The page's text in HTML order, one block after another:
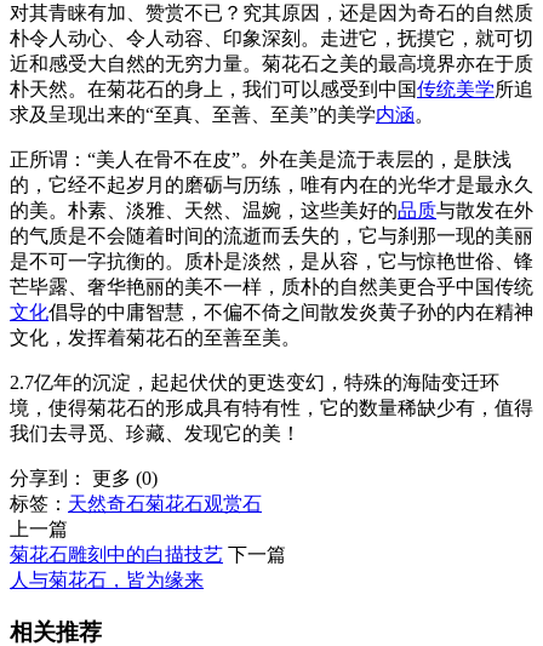
对其青睐有加、赞赏不已？究其原因，还是因为奇石的自然质
朴令人动心、令人动容、印象深刻。走进它，抚摸它，就可切
近和感受大自然的无穷力量。菊花石之美的最高境界亦在于质
朴天然。在菊花石的身上，我们可以感受到中国传统美学所追
求及呈现出来的“至真、至善、至美”的美学内涵。
正所谓：“美人在骨不在皮”。外在美是流于表层的，是肤浅
的，它经不起岁月的磨砺与历练，唯有内在的光华才是最永久
的美。朴素、淡雅、天然、温婉，这些美好的品质与散发在外
的气质是不会随着时间的流逝而丢失的，它与刹那一现的美丽
是不可一字抗衡的。质朴是淡然，是从容，它与惊艳世俗、锋
芒毕露、奢华艳丽的美不一样，质朴的自然美更合乎中国传统
文化倡导的中庸智慧，不偏不倚之间散发炎黄子孙的内在精神
文化，发挥着菊花石的至善至美。
2.7亿年的沉淀，起起伏伏的更迭变幻，特殊的海陆变迁环
境，使得菊花石的形成具有特有性，它的数量稀缺少有，值得
我们去寻觅、珍藏、发现它的美！
分享到： 更多 (0)
标签： 天然奇石菊花石观赏石
上一篇
菊花石雕刻中的白描技艺 下一篇
人与菊花石，皆为缘来
相关推荐